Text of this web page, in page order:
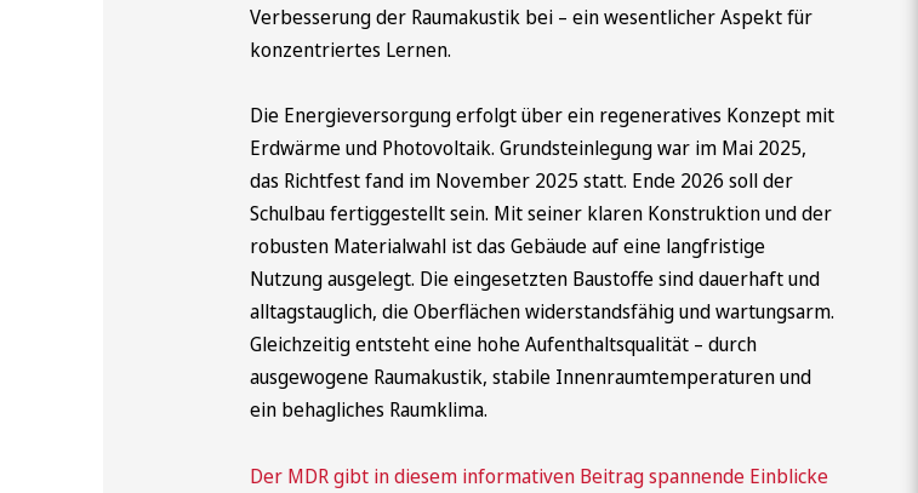
Verbesserung der Raumakustik bei – ein wesentlicher Aspekt für
konzentriertes Lernen.
Die Energieversorgung erfolgt über ein regeneratives Konzept mit
Erdwärme und Photovoltaik. Grundsteinlegung war im Mai 2025,
das Richtfest fand im November 2025 statt. Ende 2026 soll der
Schulbau fertiggestellt sein. Mit seiner klaren Konstruktion und der
robusten Materialwahl ist das Gebäude auf eine langfristige
Nutzung ausgelegt. Die eingesetzten Baustoffe sind dauerhaft und
alltagstauglich, die Oberflächen widerstandsfähig und wartungsarm.
Gleichzeitig entsteht eine hohe Aufenthaltsqualität – durch
ausgewogene Raumakustik, stabile Innenraumtemperaturen und
ein behagliches Raumklima.
Der MDR gibt in diesem informativen Beitrag spannende Einblicke